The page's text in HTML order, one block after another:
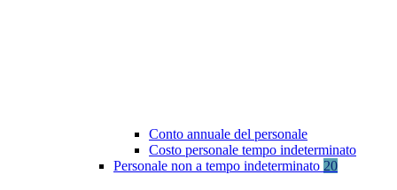
Conto annuale del personale
Costo personale tempo indeterminato
Personale non a tempo indeterminato 20